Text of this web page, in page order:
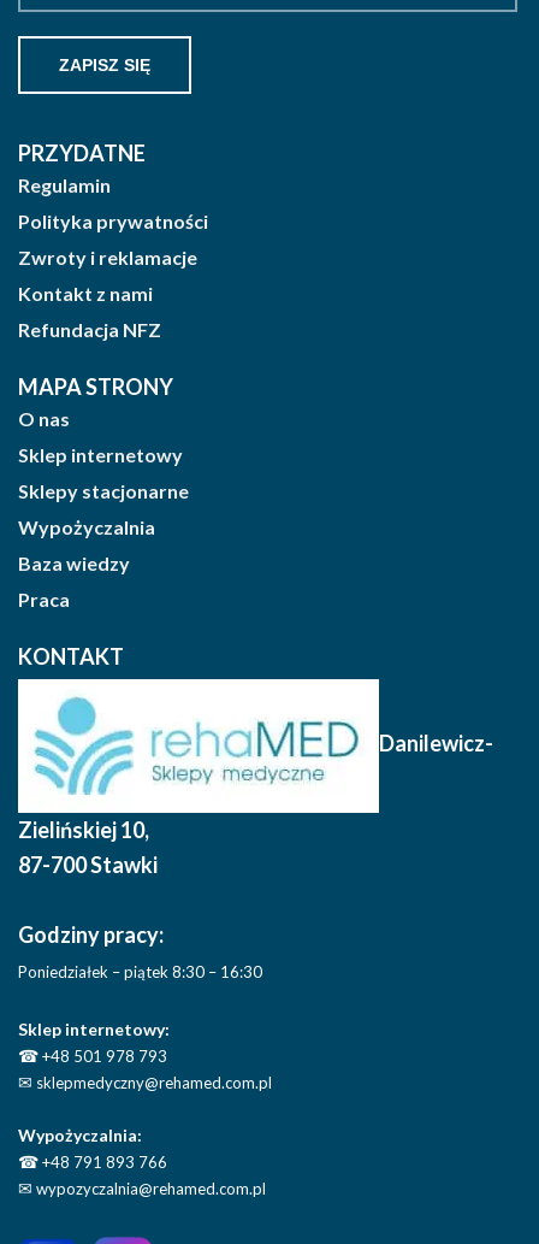
PRZYDATNE
Regulamin
Polityka prywatności
Zwroty i reklamacje
Kontakt z nami
Refundacja NFZ
MAPA STRONY
O nas
Sklep internetowy
Sklepy stacjonarne
Wypożyczalnia
Baza wiedzy
Praca
KONTAKT
Danilewicz-
Zielińskiej 10,
87-700 Stawki
Godziny pracy:
Poniedziałek – piątek 8:30 – 16:30
Sklep internetowy:
☎+48 501 978 793
✉ sklepmedyczny@rehamed.com.pl
Wypożyczalnia:
☎+48 791 893 766
✉ wypozyczalnia@rehamed.com.pl